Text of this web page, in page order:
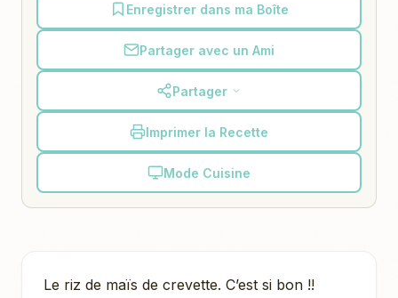
Enregistrer dans ma Boîte
Partager avec un Ami
Partager
Imprimer la Recette
Mode Cuisine
Le riz de maïs de crevette. C’est si bon !!